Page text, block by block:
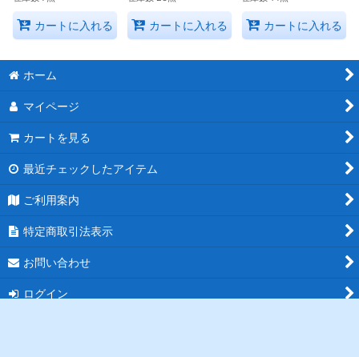
カートに入れる カートに入れる カートに入れる
ホーム
マイページ
カートを見る
最近チェックしたアイテム
ご利用案内
特定商取引法表示
お問い合わせ
ログイン